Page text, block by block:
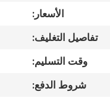
الجودة
اتصل
الأسعار:
تفاصيل التغليف:
وقت التسليم:
شروط الدفع: